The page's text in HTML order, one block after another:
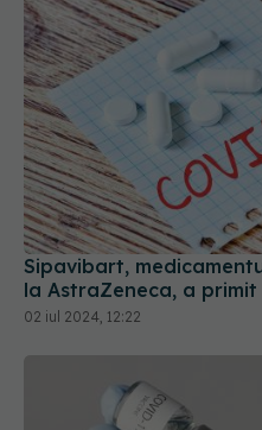
Sipavibart,
la AstraZeneca, a
02 iul 2024, 12:22